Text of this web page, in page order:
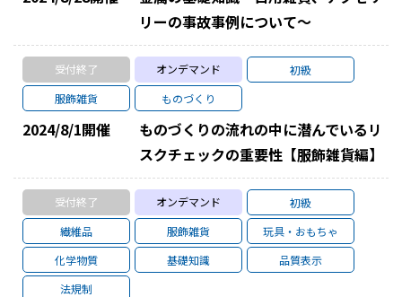
リーの事故事例について～
受付終了 オンデマンド
初級
服飾雑貨
ものづくり
2024/8/1開催
ものづくりの流れの中に潜んでいるリ
スクチェックの重要性【服飾雑貨編】
受付終了 オンデマンド
初級
繊維品
服飾雑貨
玩具・おもちゃ
化学物質
基礎知識
品質表示
法規制